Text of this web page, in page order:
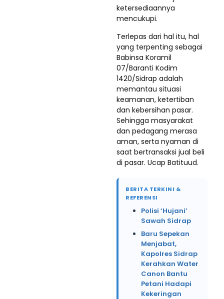
ketersediaannya
mencukupi.
Terlepas dari hal itu, hal
yang terpenting sebagai
Babinsa Koramil
07/Baranti Kodim
1420/Sidrap adalah
memantau situasi
keamanan, ketertiban
dan kebersihan pasar.
Sehingga masyarakat
dan pedagang merasa
aman, serta nyaman di
saat bertransaksi jual beli
di pasar. Ucap Batituud.
BERITA TERKINI &
REFERENSI
Polisi ‘Hujani’
Sawah Sidrap
Baru Sepekan
Menjabat,
Kapolres Sidrap
Kerahkan Water
Canon Bantu
Petani Hadapi
Kekeringan